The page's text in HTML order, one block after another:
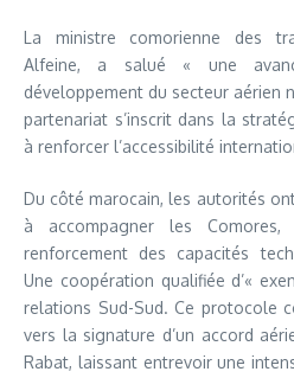
La ministre comorienne des
Alfeine, a salué « une
développement du secteur aérien
partenariat s’inscrit dans la
à renforcer l’accessibilité
Du côté marocain, les autorités
à accompagner les
renforcement des capacités
Une coopération qualifiée d’«
relations Sud-Sud. Ce protocole
vers la signature d’un accord
Rabat, laissant entrevoir une